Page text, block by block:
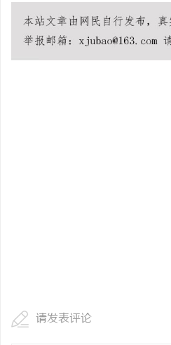
请发表评论